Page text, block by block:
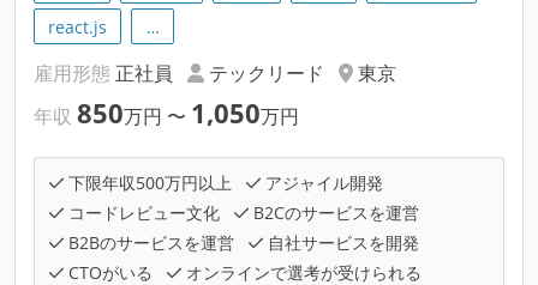
react.js
…
雇用形態 正社員 テックリード
東京
年収 850万円 〜 1,050万円
下限年収500万円以上
アジャイル開発
コードレビュー文化
B2Cのサービスを運営
B2Bのサービスを運営
自社サービスを開発
CTOがいる
オンラインで選考が受けられる